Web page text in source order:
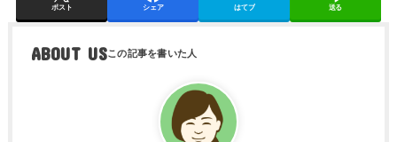
ポスト シェア はてブ 送る
ABOUT US